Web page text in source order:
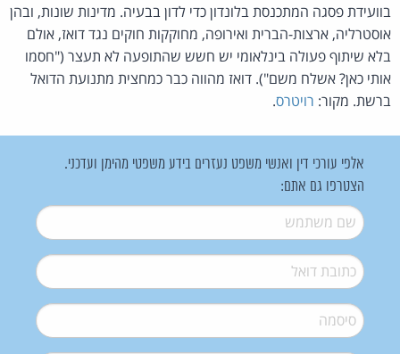
בוועידת פסגה המתכנסת בלונדון כדי לדון בבעיה. מדינות שונות, ובהן
אוסטרליה, ארצות-הברית ואירופה, מחוקקות חוקים נגד דואז, אולם
בלא שיתוף פעולה בינלאומי יש חשש שהתופעה לא תעצר ("חסמו
אותי כאן? אשלח משם"). דואז מהווה כבר כמחצית מתנועת הדואל
ברשת. מקור: רויטרס.
אלפי עורכי דין ואנשי משפט נעזרים בידע משפטי מהימן ועדכני.
הצטרפו גם אתם:
שם משתמש*
דואל*
סיסמה*